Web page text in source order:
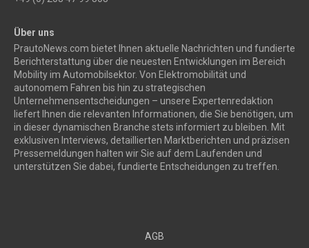
Über uns
PrautoNews.com bietet Ihnen aktuelle Nachrichten und fundierte
Berichterstattung über die neuesten Entwicklungen im Bereich
Mobility im Automobilsektor. Von Elektromobilität und
autonomem Fahren bis hin zu strategischen
Unternehmensentscheidungen – unsere Expertenredaktion
liefert Ihnen die relevanten Informationen, die Sie benötigen, um
in dieser dynamischen Branche stets informiert zu bleiben. Mit
exklusiven Interviews, detaillierten Marktberichten und präzisen
Pressemeldungen halten wir Sie auf dem Laufenden und
unterstützen Sie dabei, fundierte Entscheidungen zu treffen.
AGB